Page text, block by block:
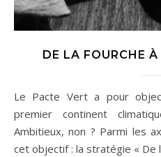
DE LA FOURCHE
Le Pacte Vert a pour objectif de faire de l’Europe le
premier continent
Ambitieux, non ? Parmi les
cet objectif : la stratégie « De